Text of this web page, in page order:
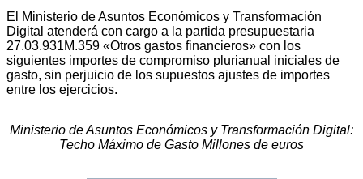
El Ministerio de Asuntos Económicos y Transformación
Digital atenderá con cargo a la partida presupuestaria
27.03.931M.359 «Otros gastos financieros» con los
siguientes importes de compromiso plurianual iniciales de
gasto, sin perjuicio de los supuestos ajustes de importes
entre los ejercicios.
Ministerio de Asuntos Económicos y Transformación Digital:
Techo Máximo de Gasto Millones de euros